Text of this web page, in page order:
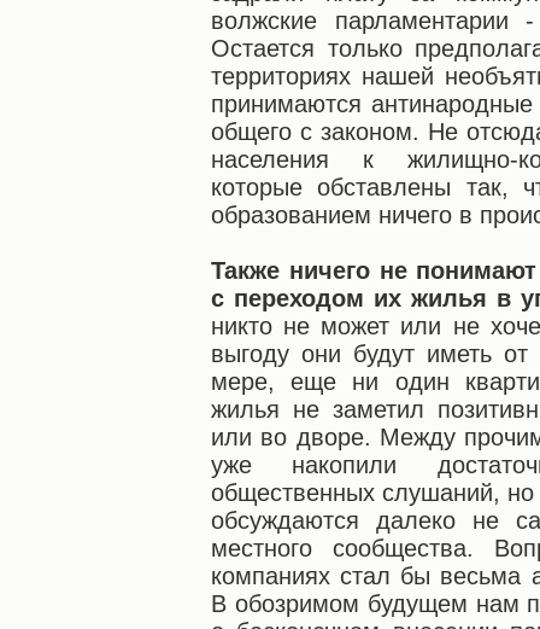
волжские
Остается только
территориях нашей
принимаются
общего с законом. Не
населения к жилищно-
которые обставлены так,
образованием ничего в
Также ничего не
с переходом их жилья в
никто не может или не
выгоду они будут иметь
мере, еще ни один
жилья не заметил
или во дворе. Между
уже накопили
общественных слушаний, но
обсуждаются далеко не
местного сообщества.
компаниях стал бы
В обозримом будущем нам